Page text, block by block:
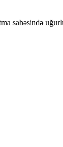
sahəsində